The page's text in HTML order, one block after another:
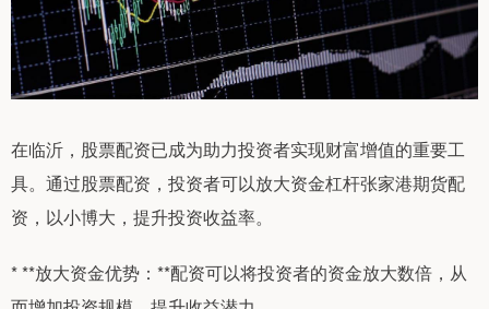
在临沂，股票配资已成为助力投资者实现财富增值的重要工
具。通过股票配资，投资者可以放大资金杠杆张家港期货配
资，以小博大，提升投资收益率。
* **放大资金优势：**配资可以将投资者的资金放大数倍，从